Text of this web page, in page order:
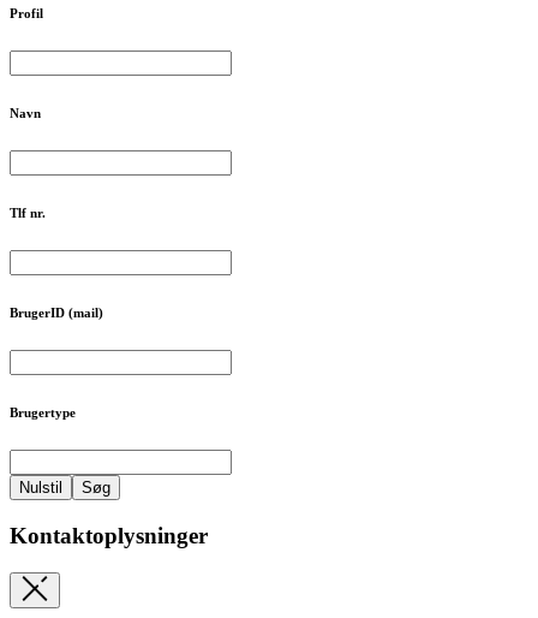
Profil
Navn
Tlf nr.
BrugerID (mail)
Brugertype
Nulstil Søg
Kontaktoplysninger